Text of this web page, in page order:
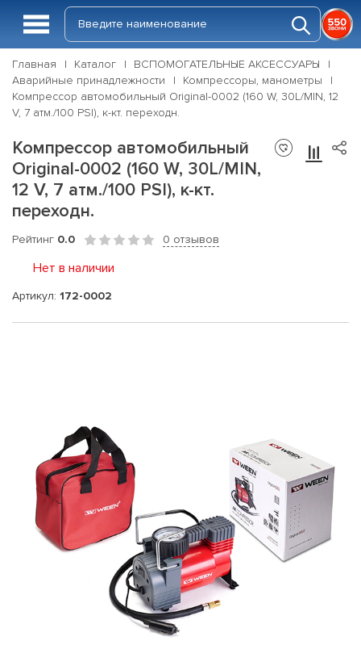
Главная Каталог
ВСПОМОГАТЕЛЬНЫЕ АКСЕССУАРЫ
Аварийные принадлежности
Компрессоры, манометры
Компрессор автомобильный Original-0002 (160 W, 30L/MIN, 12
V, 7 атм./100 PSI), к-кт. переходн.
Компрессор автомобильный
Original-0002 (160 W, 30L/MIN,
12 V, 7 атм./100 PSI), к-кт.
переходн.
Рейтинг 0.0 0 отзывов
Нет в наличии
Артикул: 172-0002